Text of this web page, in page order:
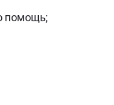
помощь;